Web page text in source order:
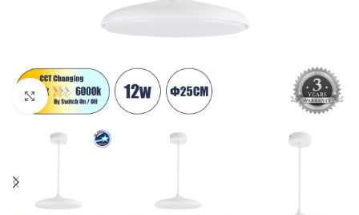
Κλικ για μεγέθυνση